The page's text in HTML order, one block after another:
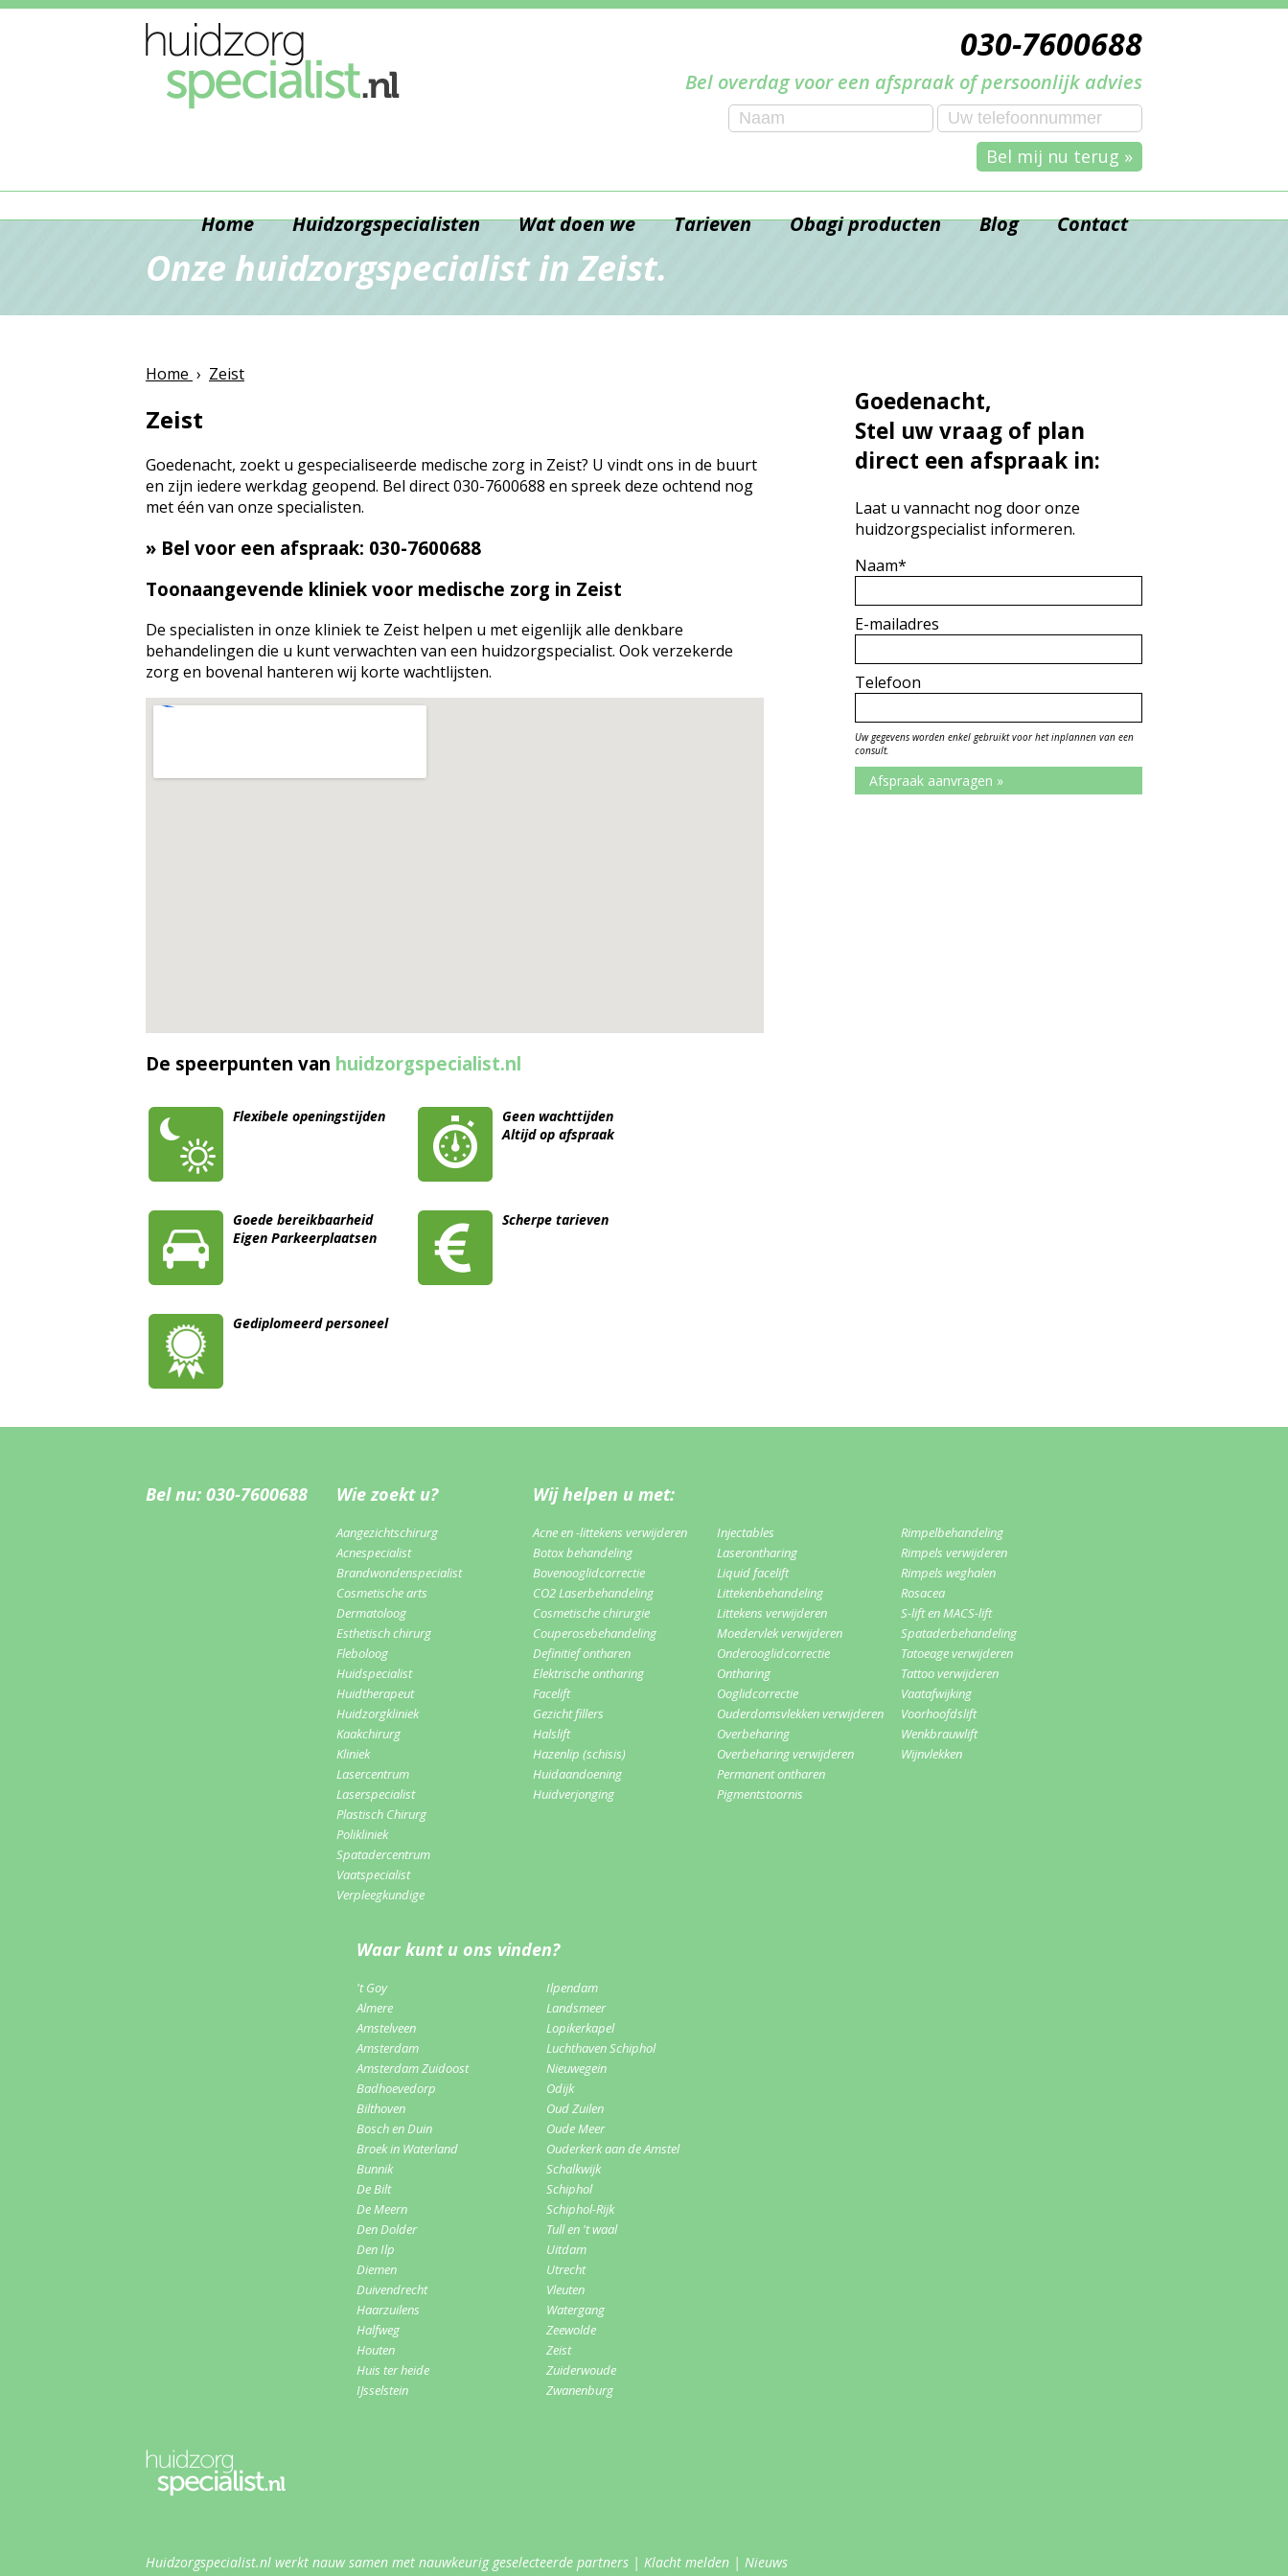
030-7600688
Bel overdag voor een afspraak of persoonlijk advies
Bel mij nu terug »
Home Huidzorgspecialisten Wat doen we Tarieven Obagi producten Blog Contact
Onze huidzorgspecialist in Zeist.
Home › Zeist
Zeist
Goedenacht, zoekt u gespecialiseerde medische zorg in Zeist? U vindt ons in de buurt
en zijn iedere werkdag geopend. Bel direct 030-7600688 en spreek deze ochtend nog
met één van onze specialisten.
» Bel voor een afspraak: 030-7600688
Toonaangevende kliniek voor medische zorg in Zeist
De specialisten in onze kliniek te Zeist helpen u met eigenlijk alle denkbare
behandelingen die u kunt verwachten van een huidzorgspecialist. Ook verzekerde
zorg en bovenal hanteren wij korte wachtlijsten.
De speerpunten van huidzorgspecialist.nl
Flexibele openingstijden
Geen wachttijden
Altijd op afspraak
Goede bereikbaarheid
Eigen Parkeerplaatsen
Scherpe tarieven
Gediplomeerd personeel
Goedenacht,
Stel uw vraag of plan
direct een afspraak in:
Laat u vannacht nog door onze
huidzorgspecialist informeren.
Naam*
E-mailadres
Telefoon
Uw gegevens worden enkel gebruikt voor het inplannen van een
consult.
Afspraak aanvragen »
Bel nu: 030-7600688 Wie zoekt u?
Aangezichtschirurg
Acnespecialist
Brandwondenspecialist
Cosmetische arts
Dermatoloog
Esthetisch chirurg
Fleboloog
Huidspecialist
Huidtherapeut
Huidzorgkliniek
Kaakchirurg
Kliniek
Lasercentrum
Laserspecialist
Plastisch Chirurg
Polikliniek
Spatadercentrum
Vaatspecialist
Verpleegkundige
Wij helpen u met:
Acne en -littekens verwijderen
Botox behandeling
Bovenooglidcorrectie
CO2 Laserbehandeling
Cosmetische chirurgie
Couperosebehandeling
Definitief ontharen
Elektrische ontharing
Facelift
Gezicht fillers
Halslift
Hazenlip (schisis)
Huidaandoening
Huidverjonging
Injectables
Laserontharing
Liquid facelift
Littekenbehandeling
Littekens verwijderen
Moedervlek verwijderen
Onderooglidcorrectie
Ontharing
Ooglidcorrectie
Ouderdomsvlekken verwijderen
Overbeharing
Overbeharing verwijderen
Permanent ontharen
Pigmentstoornis
Rimpelbehandeling
Rimpels verwijderen
Rimpels weghalen
Rosacea
S-lift en MACS-lift
Spataderbehandeling
Tatoeage verwijderen
Tattoo verwijderen
Vaatafwijking
Voorhoofdslift
Wenkbrauwlift
Wijnvlekken
Waar kunt u ons vinden?
't Goy
Almere
Amstelveen
Amsterdam
Amsterdam Zuidoost
Badhoevedorp
Bilthoven
Bosch en Duin
Broek in Waterland
Bunnik
De Bilt
De Meern
Den Dolder
Den Ilp
Diemen
Duivendrecht
Haarzuilens
Halfweg
Houten
Huis ter heide
IJsselstein
Ilpendam
Landsmeer
Lopikerkapel
Luchthaven Schiphol
Nieuwegein
Odijk
Oud Zuilen
Oude Meer
Ouderkerk aan de Amstel
Schalkwijk
Schiphol
Schiphol-Rijk
Tull en 't waal
Uitdam
Utrecht
Vleuten
Watergang
Zeewolde
Zeist
Zuiderwoude
Zwanenburg
Huidzorgspecialist.nl werkt nauw samen met nauwkeurig geselecteerde partners | Klacht melden | Nieuws